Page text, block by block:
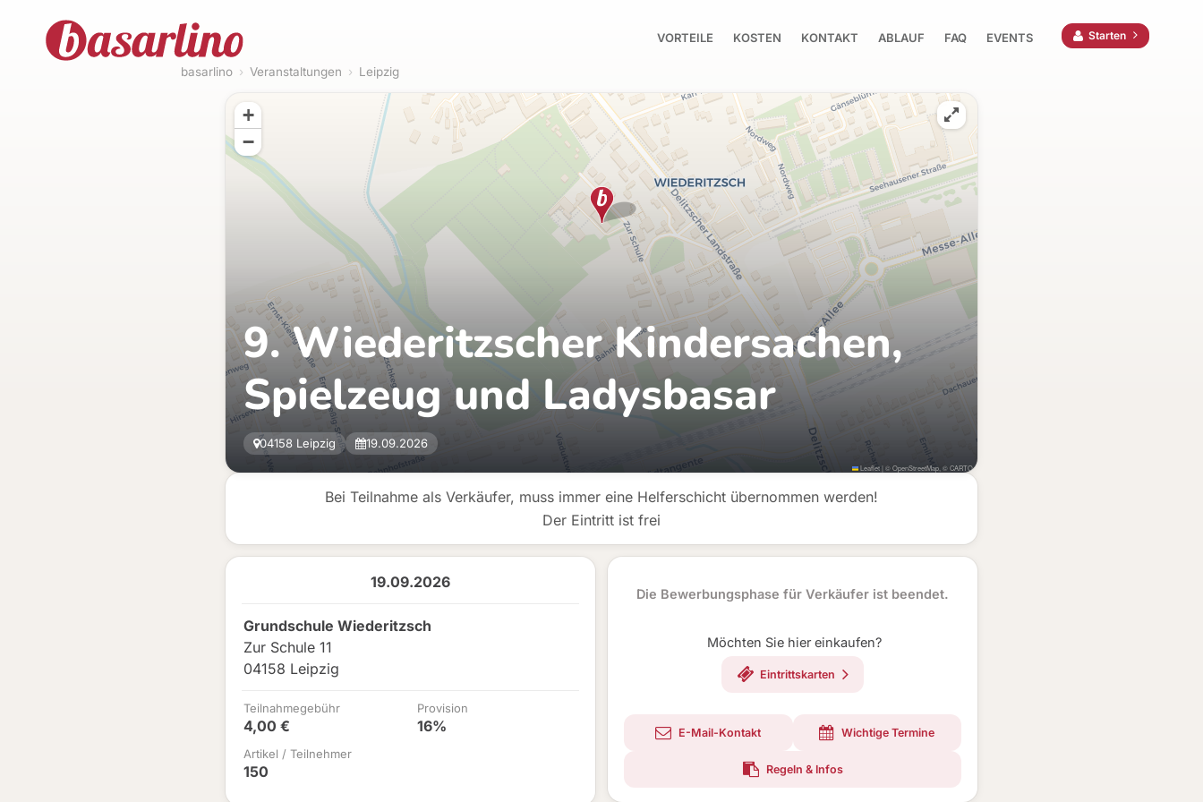
VORTEILE KOSTEN KONTAKT ABLAUF FAQ EVENTS Starten
basarlino › Veranstaltungen › Leipzig
Bei Teilnahme als Verkäufer, muss immer eine Helferschicht übernommen werden!
Der Eintritt ist frei
19.09.2026
Grundschule Wiederitzsch
Zur Schule 11
04158 Leipzig
Teilnahmegebühr
4,00 €
Provision
16%
Artikel / Teilnehmer
150
Die Bewerbungsphase für Verkäufer ist beendet.
Möchten Sie hier einkaufen?
Eintrittskarten
E-Mail-Kontakt Wichtige Termine
Regeln & Infos
9. Wiederitzscher Kindersachen,
Spielzeug und Ladysbasar
04158 Leipzig 19.09.2026
+
−
Leaflet|©OpenStreetMap , ©CARTO